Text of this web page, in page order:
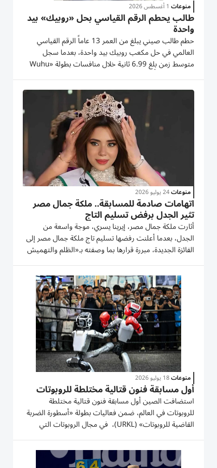
منوعات 1 أغسطس 2026
طالب يحطم الرقم القياسي بحل «روبيك» بيد
واحدة
حطم طالب صيني يبلغ من العمر 13 عاماً الرقم القياسي
العالمي في حل مكعب روبيك بيد واحدة، بعدما سجل
متوسط زمن بلغ 6.99 ثانية خلال منافسات بطولة «Wuhu
Open» التي أُقيمت في مدينة ووهو الصينية. وتمكن
الطالب تشن زن، من مدينة نينغبو بمقاطعة تشجيانغ، من
منوعات24 يوليو 2026
اتهامات صادمة للمسابقة.. ملكة جمال مصر
تثير الجدل برفض تسليم التاج
أثارت ملكة جمال مصر، إيرينا يسري، موجة واسعة من
الجدل، بعدما أعلنت رفضها تسليم تاج ملكة جمال مصر إلى
الفائزة الجديدة، مبررة قرارها بما وصفته بـ«الظلم والتهميش
المتعمد» داخل المسابقة. كما وجهت اتهامات بغياب
الشفافية في آليات الاختيار، مؤكدة امتلاكها أدلة ووثائق
تعتزم...
منوعات18 يوليو 2026
أول مسابقة فنون قتالية مختلطة للروبوتات
استضافت الصين أول مسابقة فنون قتالية مختلطة
للروبوتات في العالم، ضمن فعاليات بطولة «أسطورة الضربة
القاضية للروبوتات» (URKL)، في مجال الروبوتات التي
نظمتها شركة «إنجن إيه آي» الصينية. أقيمت النزالات في
مركز نانشان الثقافي والرياضي بمدينة شنتشن، بحضور نجم
السينما الشهير...